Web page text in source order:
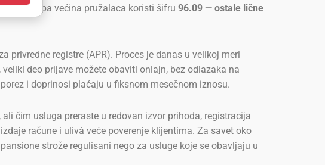
pa većina pružalaca koristi šifru 96.09 — ostale lične
privredne registre (APR). Proces je danas u velikoj meri
deo prijave možete obaviti onlajn, bez odlazaka na
i doprinosi plaćaju u fiksnom mesečnom iznosu.
čim usluga preraste u redovan izvor prihoda, registracija
račune i ulivá veće poverenje klijentima. Za savet oko
strože regulisani nego za usluge koje se obavljaju u